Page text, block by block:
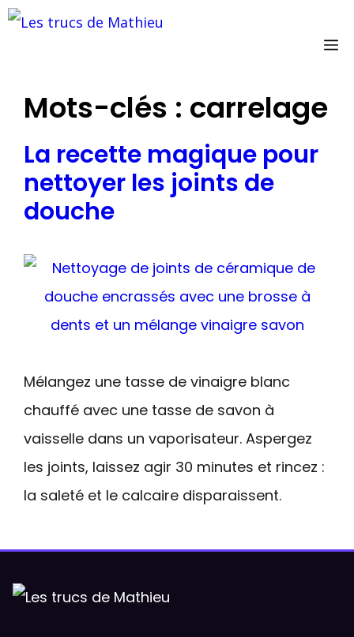
Aller
Mots-clés : carrelage
La recette magique pour
nettoyer les joints de
douche
Mélangez une tasse de vinaigre blanc
chauffé avec une tasse de savon à
vaisselle dans un vaporisateur. Aspergez
les joints, laissez agir 30 minutes et rincez :
la saleté et le calcaire disparaissent.